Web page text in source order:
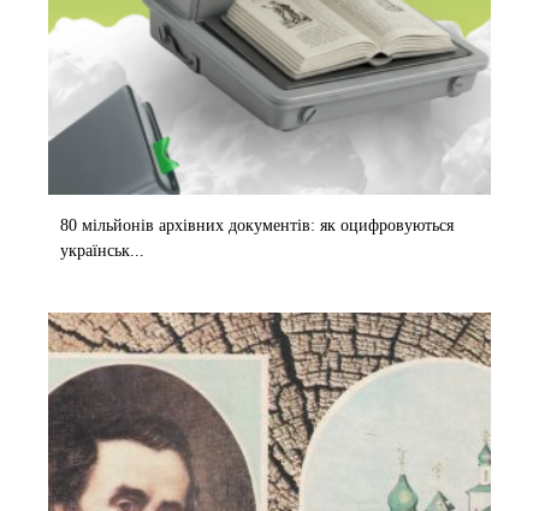
80 мільйонів архівних документів: як оцифровуються
українськ...